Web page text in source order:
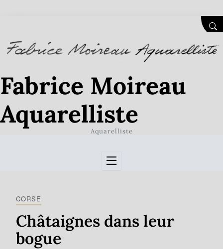
Fabrice Moireau
Aquarelliste
Aquarelliste
CORSE
Châtaignes dans leur
bogue